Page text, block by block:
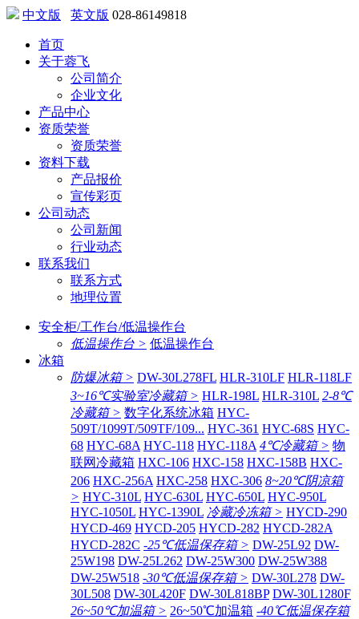
中文版 英文版 028-86149818
首页
关于蓉飞
公司简介
企业文化
产品中心
资质荣誉
资质荣誉
资料下载
产品报价
宣传彩页
公司动态
公司新闻
行业动态
联系我们
联系方式
地理位置
安全柜/工作台/低温操作台
低温操作台 > 低温操作台
冰箱
防爆冰箱 > DW-30L278FL HLR-310LF HLR-118LF
3~16℃实验室冷藏箱 > HLR-198L HLR-310L 2-8℃
冷藏箱 > 数字化系统冰箱 HYC-
509T/1099T/509TF/109... HYC-361 HYC-68S HYC-
68 HYC-68A HYC-118 HYC-118A 4℃冷藏箱 > 物
联网冷藏箱 HXC-106 HXC-158 HXC-158B HXC-
206 HXC-256A HXC-258 HXC-306 8~20℃阴凉箱
> HYC-310L HYC-630L HYC-650L HYC-950L
HYC-1050L HYC-1390L 冷藏冷冻箱 > HYCD-290
HYCD-469 HYCD-205 HYCD-282 HYCD-282A
HYCD-282C -25℃低温保存箱 > DW-25L92 DW-
25W198 DW-25L262 DW-25W300 DW-25W388
DW-25W518 -30℃低温保存箱 > DW-30L278 DW-
30L508 DW-30L420F DW-30L818BP DW-30L1280F
26~50℃加温箱 > 26~50℃加温箱 -40℃低温保存箱